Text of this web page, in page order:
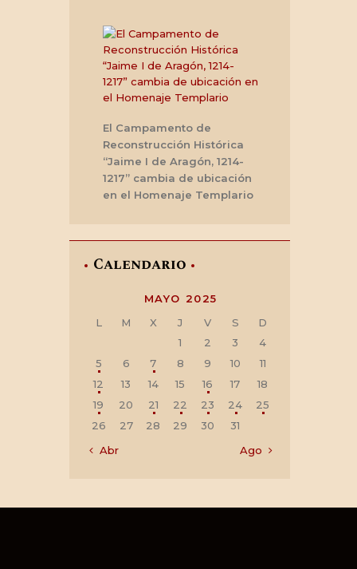
El Campamento de
Reconstrucción Histórica
“Jaime I de Aragón, 1214-
1217” cambia de ubicación
en el Homenaje Templario
Calendario
MAYO 2025
L
M X J V S
D
1
2 3
4
5
6 7 8 9 10
11
12
13 14 15 16 17
18
19
20 21 22 23 24
25
26
27 28 29 30
31
« Abr
Ago »